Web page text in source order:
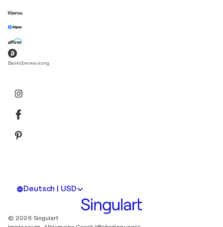
Banküberweisung
Deutsch | USD
© 2026 Singulart